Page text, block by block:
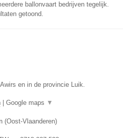
ballonvaart bedrijven tegelijk.
getoond.
en in de provincie Luik.
Google maps ▼
(Oost-Vlaanderen)